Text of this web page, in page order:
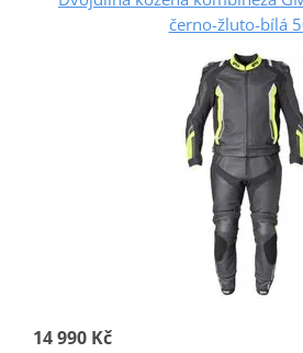
černo-žluto-bílá
14 990 Kč